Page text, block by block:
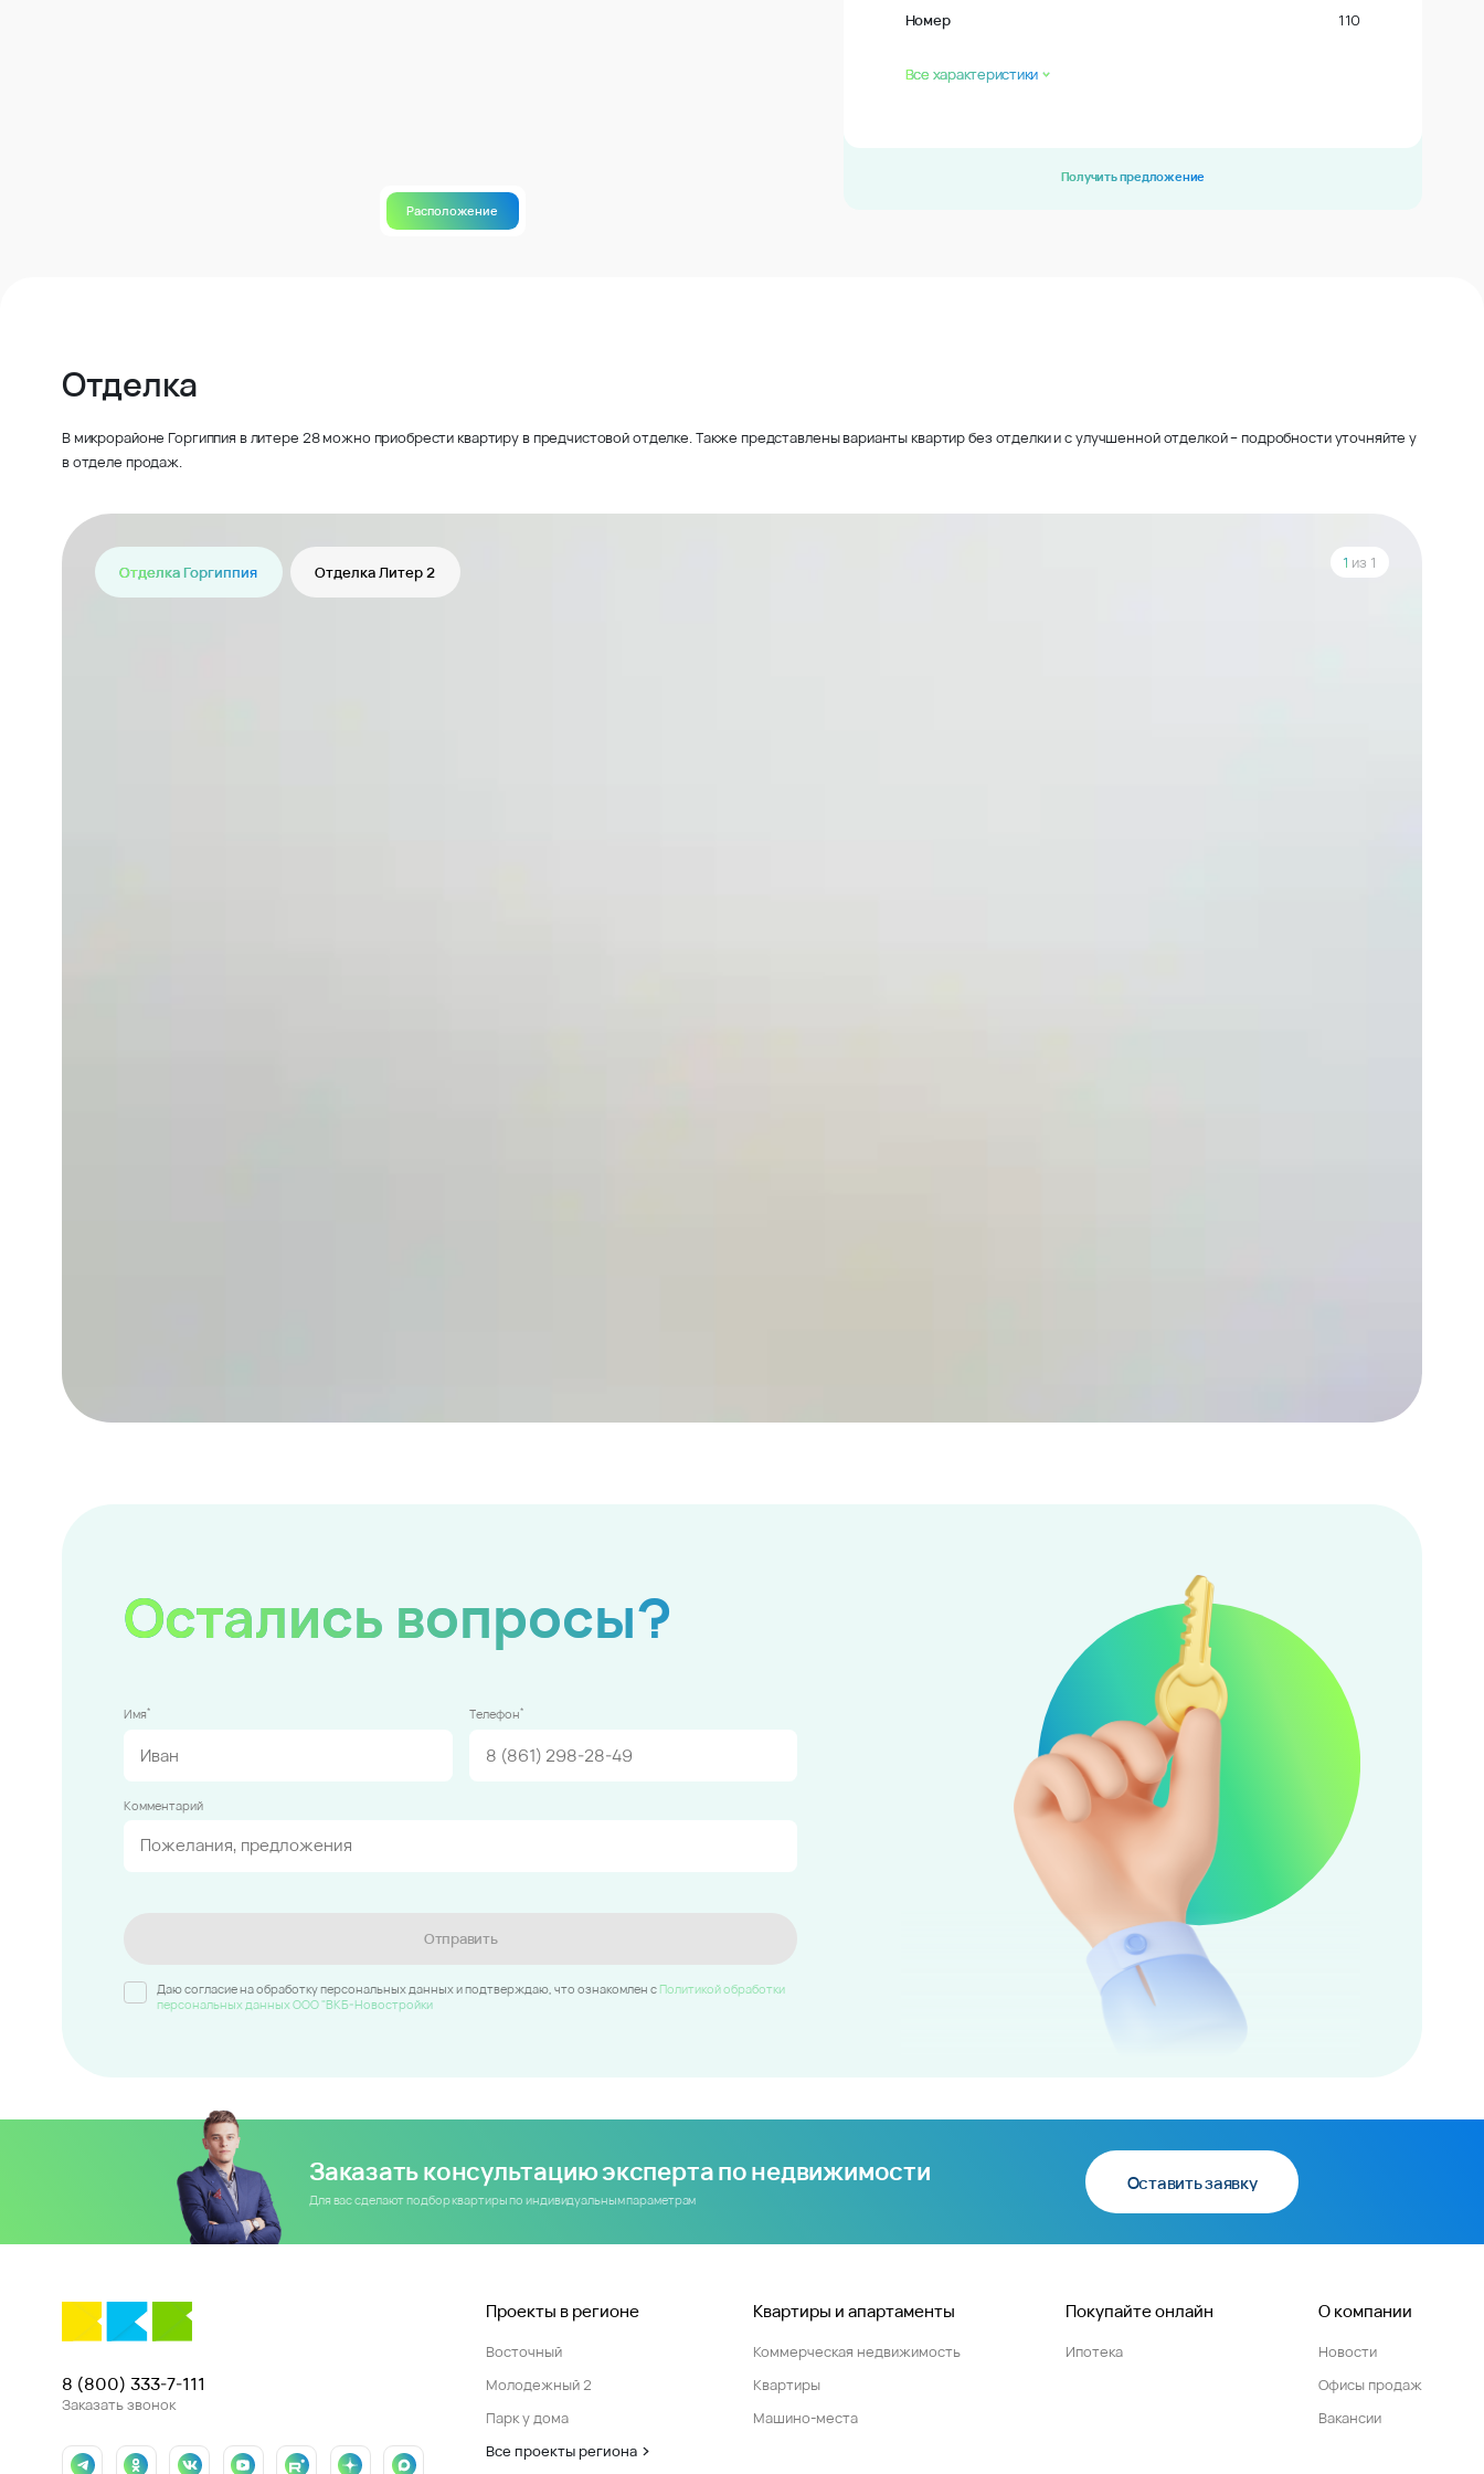
Расположение
Номер 110
Все характеристики
Получить предложение
Отделка
В микрорайоне Горгиппия в литере 28 можно приобрести квартиру в предчистовой отделке. Также представлены варианты квартир без отделки и с улучшенной отделкой – подробности уточняйте у
в отделе продаж.
Отделка Горгиппия Отделка Литер 2
1 из 1
Остались вопросы?
Имя* Телефон*
Комментарий
Отправить
Даю согласие на обработку персональных данных и подтверждаю, что ознакомлен c Политикой обработки
персональных данных ООО "ВКБ-Новостройки
Заказать консультацию эксперта по недвижимости
Для вас сделают подбор квартиры по индивидуальным параметрам
Оставить заявку
8 (800) 333-7-111
Заказать звонок
Проекты в регионе
Восточный
Молодежный 2
Парк у дома
Все проекты региона
Квартиры и апартаменты
Коммерческая недвижимость
Квартиры
Машино-места
Покупайте онлайн
Ипотека
О компании
Новости
Офисы продаж
Вакансии